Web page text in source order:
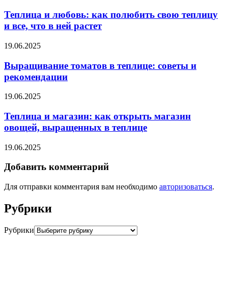
Теплица и любовь: как полюбить свою теплицу
и все, что в ней растет
19.06.2025
Выращивание томатов в теплице: советы и
рекомендации
19.06.2025
Теплица и магазин: как открыть магазин
овощей, выращенных в теплице
19.06.2025
Добавить комментарий
Для отправки комментария вам необходимо авторизоваться.
Рубрики
Рубрики